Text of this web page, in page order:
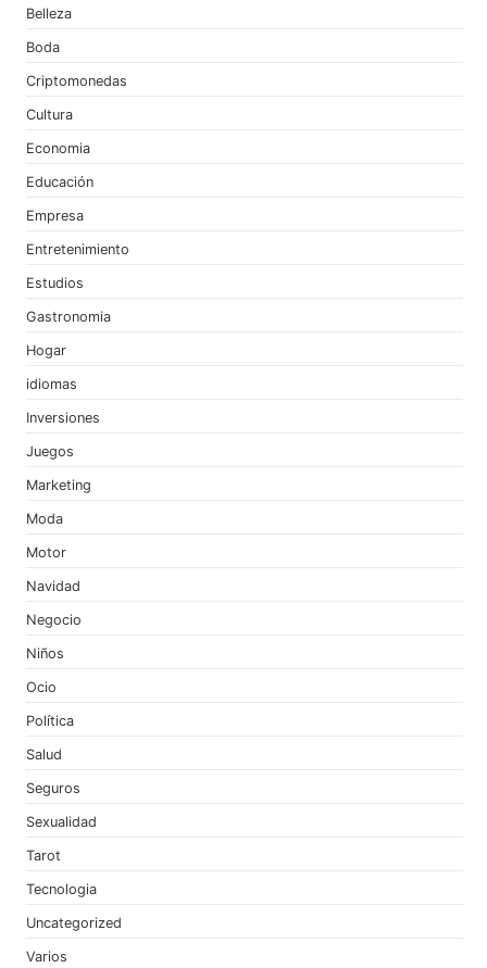
Belleza
Boda
Criptomonedas
Cultura
Economia
Educación
Empresa
Entretenimiento
Estudios
Gastronomia
Hogar
idiomas
Inversiones
Juegos
Marketing
Moda
Motor
Navidad
Negocio
Niños
Ocio
Política
Salud
Seguros
Sexualidad
Tarot
Tecnologia
Uncategorized
Varios